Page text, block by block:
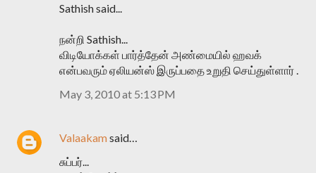
Sathish said...
நன்றி Sathish...
விடியோக்கள் பார்த்தேன் அண்மையில் ஹவக்
என்பவரும் ஏலியன்ஸ் இருப்பதை உறுதி செய்துள்ளார் .
May 3, 2010 at 5:13 PM
Valaakamsaid…
சுப்பர்...